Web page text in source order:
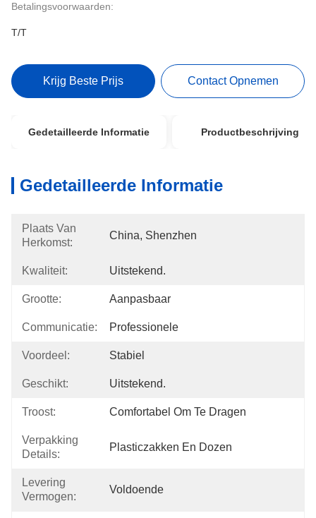
Betalingsvoorwaarden:
T/T
Krijg Beste Prijs Contact Opnemen
Gedetailleerde Informatie Productbeschrijving
Gedetailleerde Informatie
Plaats Van
Herkomst:
China, Shenzhen
Kwaliteit: Uitstekend.
Grootte: Aanpasbaar
Communicatie: Professionele
Voordeel: Stabiel
Geschikt: Uitstekend.
Troost: Comfortabel Om Te Dragen
Verpakking
Details:
Plasticzakken En Dozen
Levering
Vermogen:
Voldoende